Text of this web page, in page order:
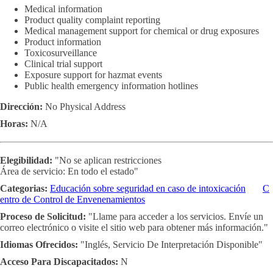
Medical information
Product quality complaint reporting
Medical management support for chemical or drug exposures
Product information
Toxicosurveillance
Clinical trial support
Exposure support for hazmat events
Public health emergency information hotlines
Dirección: No Physical Address
Horas: N/A
Elegibilidad: "No se aplican restricciones
Área de servicio: En todo el estado"
Categorias: Educación sobre seguridad en caso de intoxicación
C
entro de Control de Envenenamientos
Proceso de Solicitud: "Llame para acceder a los servicios. Envíe un
correo electrónico o visite el sitio web para obtener más información."
Idiomas Ofrecidos: "Inglés, Servicio De Interpretación Disponible"
Acceso Para Discapacitados: N